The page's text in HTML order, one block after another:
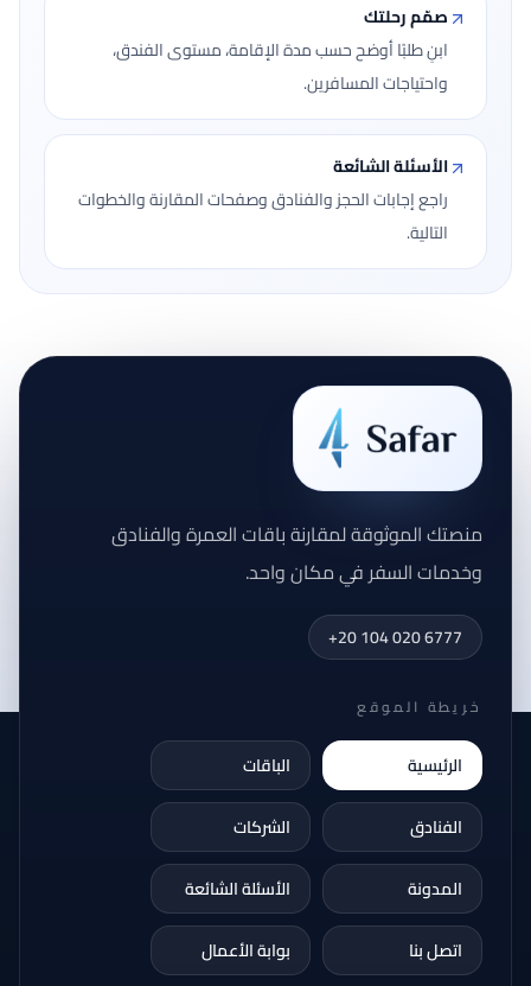
صمّم رحلتك
ابنِ طلبًا أوضح حسب مدة الإقامة، مستوى الفندق،
واحتياجات المسافرين.
الأسئلة الشائعة
راجع إجابات الحجز والفنادق وصفحات المقارنة والخطوات
التالية.
منصتك الموثوقة لمقارنة باقات العمرة والفنادق
وخدمات السفر في مكان واحد.
+20 104 020 6777
خريطة الموقع
الرئيسية
الباقات
الفنادق
الشركات
المدونة
الأسئلة الشائعة
اتصل بنا
بوابة الأعمال